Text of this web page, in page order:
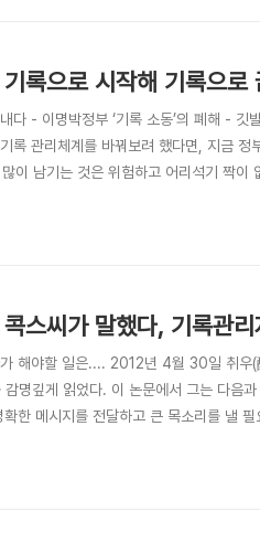
록으로 시작해 기록으
다 - 이명박정부 ‘기록 소동’의 폐해 -
록 관리체계를 바꿔보려 했다면, 지금
많이 남기는 것은 위험하고 어리석기 짝
스씨가 말했다, 기록관
가 해야할 일은.... 2012년 4월 30일
깊게 읽었다. 이 논문에서 그는 다음과
한 메시지를 전달하고 큰 목소리를 낼